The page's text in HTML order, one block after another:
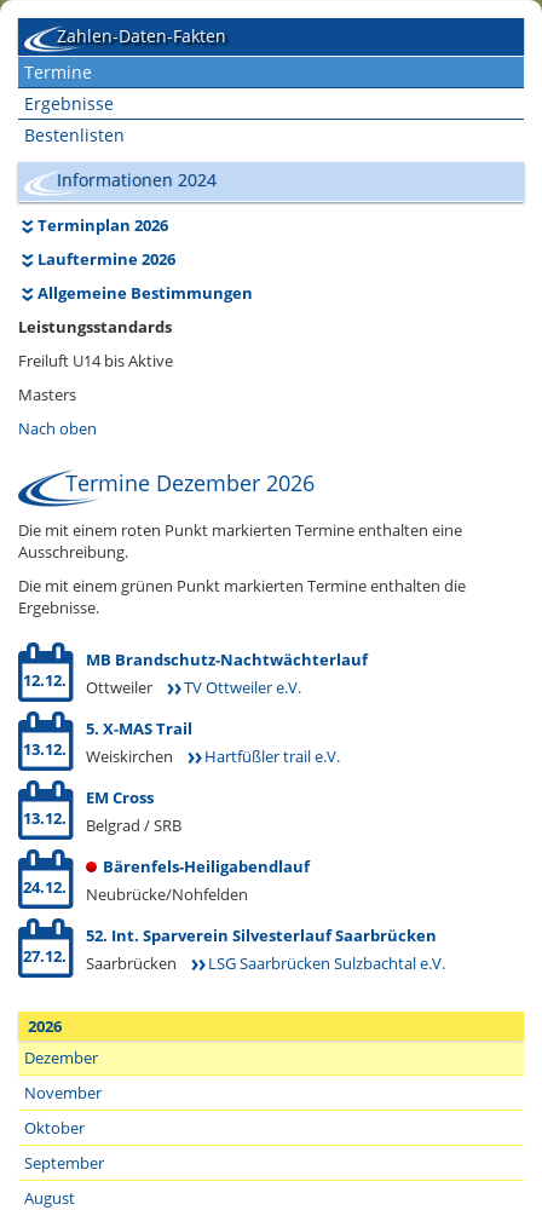
Zahlen-Daten-Fakten
Termine
Ergebnisse
Bestenlisten
Informationen 2024
Terminplan 2026
Lauftermine 2026
Allgemeine Bestimmungen
Leistungsstandards
Freiluft U14 bis Aktive
Masters
Nach oben
Termine Dezember 2026
Die mit einem roten Punkt markierten Termine enthalten eine
Ausschreibung.
Die mit einem grünen Punkt markierten Termine enthalten die
Ergebnisse.
MB Brandschutz-Nachtwächterlauf
12.12.
Ottweiler
TV Ottweiler e.V.
5. X-MAS Trail
13.12.
Weiskirchen
Hartfüßler trail e.V.
EM Cross
13.12.
Belgrad / SRB
Bärenfels-Heiligabendlauf
24.12.
Neubrücke/Nohfelden
52. Int. Sparverein Silvesterlauf Saarbrücken
27.12.
Saarbrücken LSG Saarbrücken Sulzbachtal e.V.
2026
Dezember
November
Oktober
September
August